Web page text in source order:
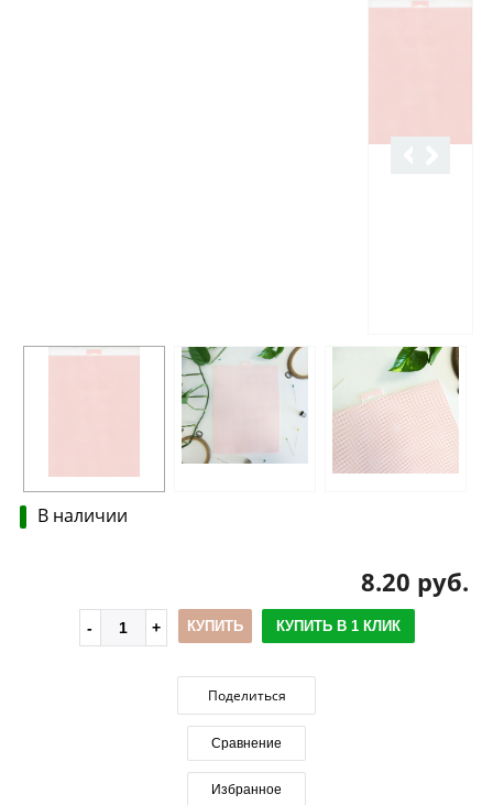
В наличии
8.20 руб.
КУПИТЬ КУПИТЬ В 1 КЛИК
Поделиться
Сравнение
Избранное